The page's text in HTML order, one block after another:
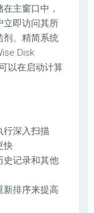
主窗口中，
立即访问其所
剂、精简系统
Disk
以在启动计算
行深入扫描
快
史记录和其他
新排序来提高